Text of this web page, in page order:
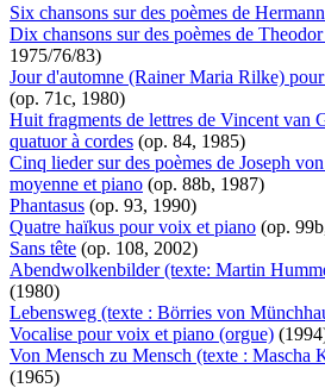
Six chansons sur des poèmes de
Dix chansons sur des poèmes de
1975/76/83)
Jour d'automne (Rainer Maria Rilke)
(op. 71c, 1980)
Huit fragments de lettres de Vincent van
quatuor à cordes (op. 84, 1985)
Cinq lieder sur des poèmes de Joseph
moyenne et piano (op. 88b, 1987)
Phantasus (op. 93, 1990)
Quatre haïkus pour voix et piano (op.
Sans tête (op. 108, 2002)
Abendwolkenbilder (texte: Martin
(1980)
Lebensweg (texte : Börries von
Vocalise pour voix et piano (orgue)
Von Mensch zu Mensch (texte : Mascha
(1965)